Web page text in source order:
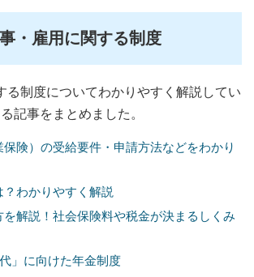
・雇用に関する制度
る制度についてわかりやすく解説してい
る記事をまとめました。
険）の受給要件・申請方法などをわかり
わかりやすく解説
解説！社会保険料や税金が決まるしくみ
」に向けた年金制度